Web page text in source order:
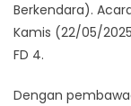
Berkendara).
Kamis (22/05/
FD 4.
Dengan